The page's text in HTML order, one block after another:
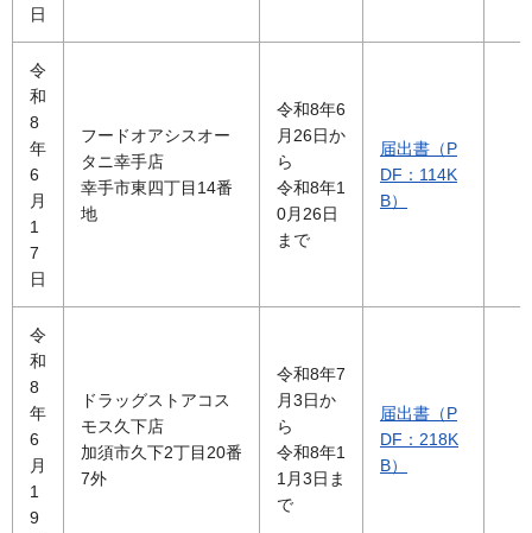
日
令
和
8
年
6
月
1
7
日
フードオアシスオー
タニ幸手店
幸手市東四丁目14番
地
令和8年6
月26日か
ら
令和8年1
0月26日
まで
届出書（P
DF：114K
B）
令
和
8
年
6
月
1
9
ドラッグストアコス
モス久下店
加須市久下2丁目20番
7外
令和8年7
月3日か
ら
令和8年1
1月3日ま
で
届出書（P
DF：218K
B）